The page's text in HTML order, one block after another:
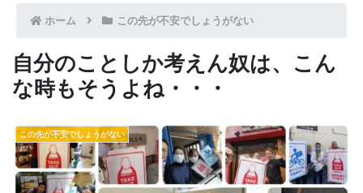
ホーム この先が不安でしょうがない
自分のことしか考えん奴は、こん
な時もそうよね・・・
この先が不安でしょうがない